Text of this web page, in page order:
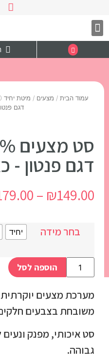
עמוד הבית / מצעים / מיטת יחיד 90/200
דגם
דגם פנטון -
₪149.00
–
בחר מידה יחיד
הוספה לסל
משובחת בצבעים
סט איכותי, מפנק
גבוהה.